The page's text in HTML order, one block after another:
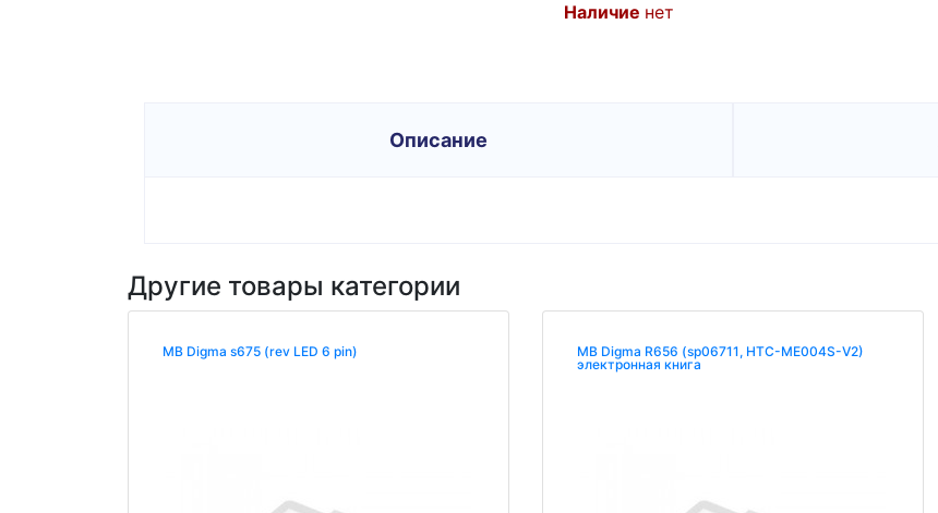
Наличие нет
Описание
Другие товары категории
MB Digma s675 (rev LED 6 pin)
MB Digma R656 (sp06711, HTC-ME004S-V2)
электронная книга